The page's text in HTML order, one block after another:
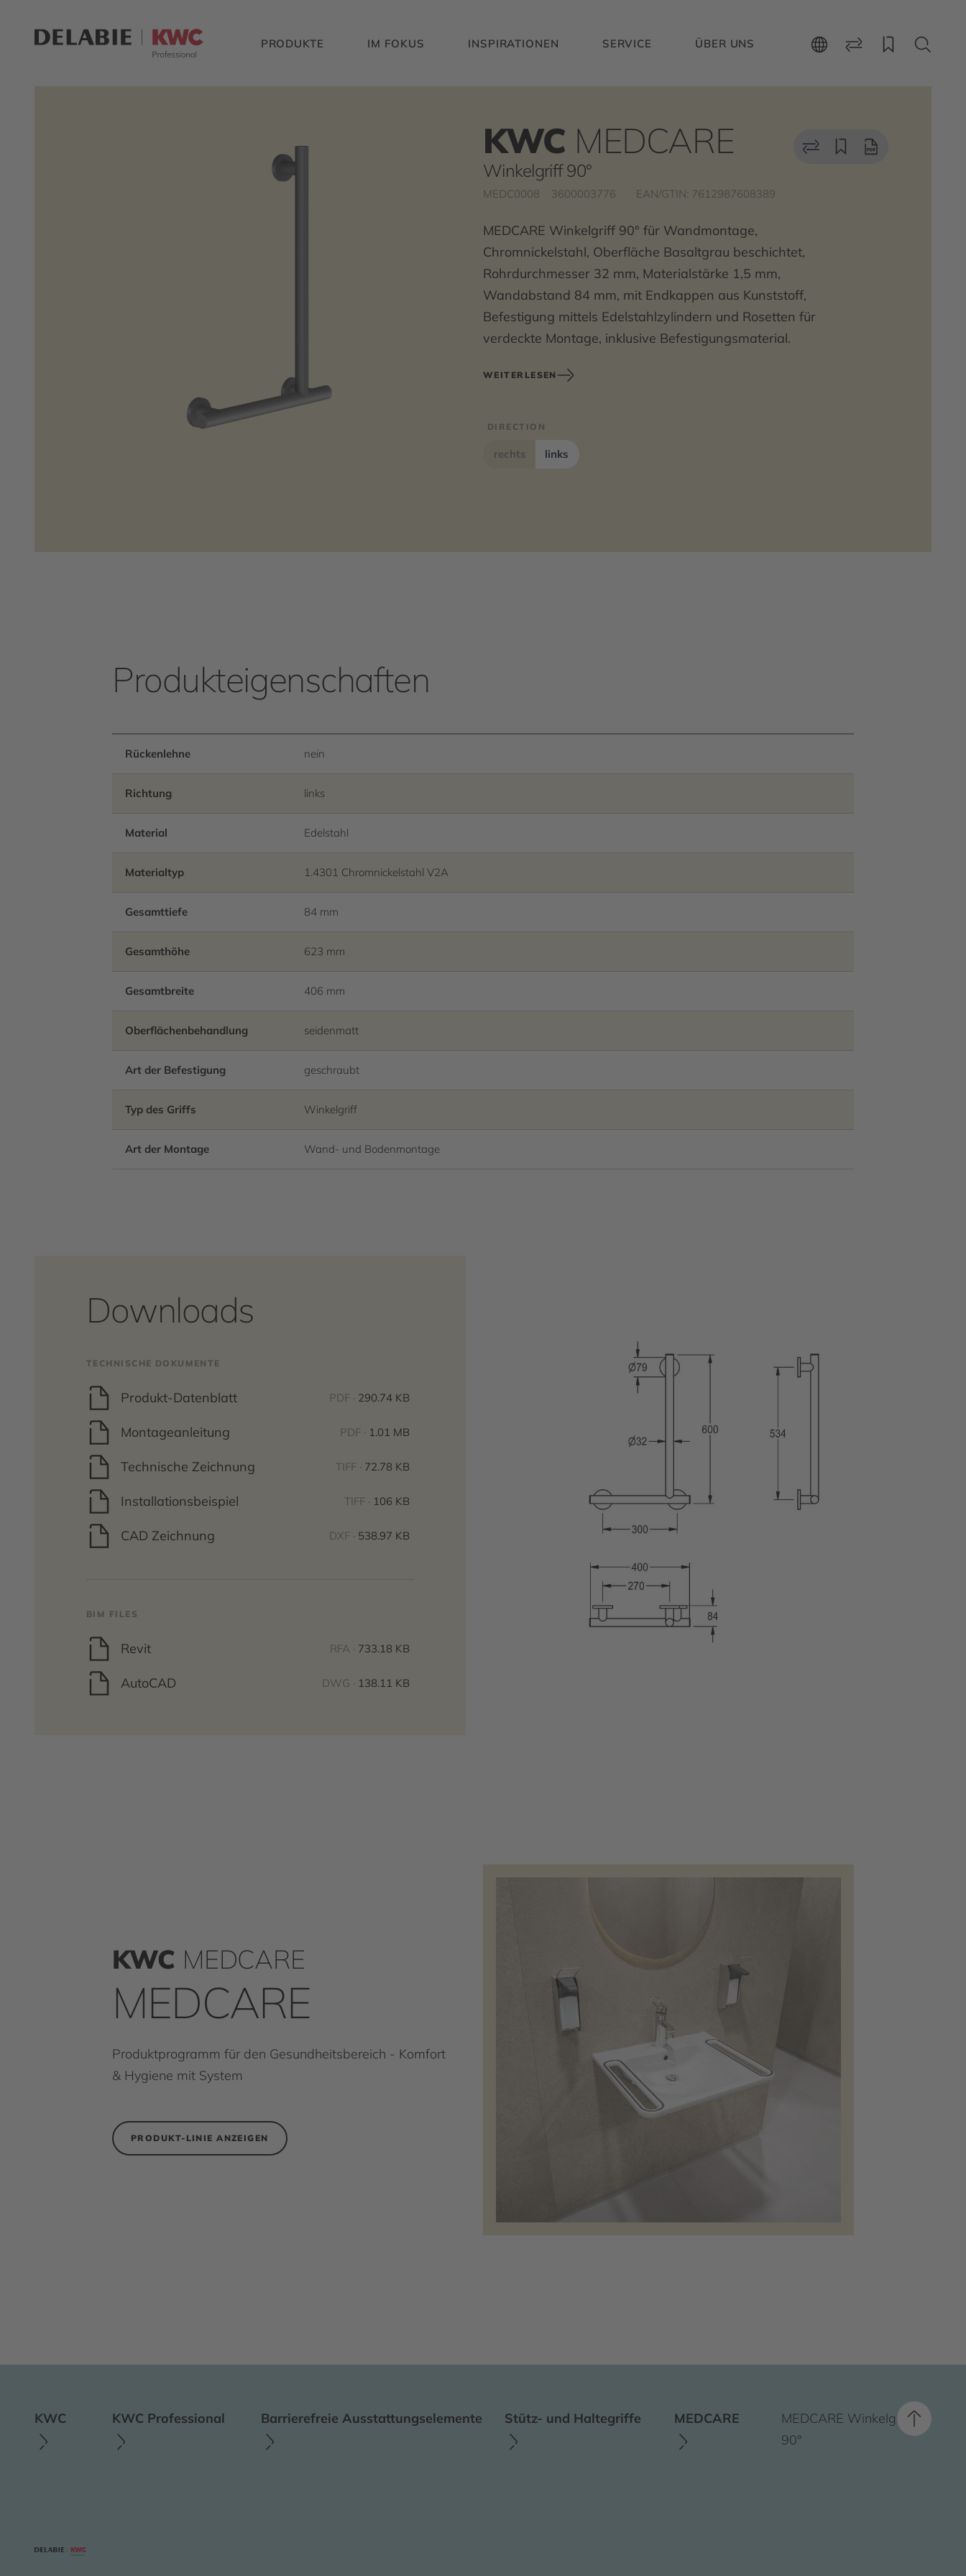
PRODUKTE IM FOKUS INSPIRATIONEN SERVICE ÜBER UNS
KWC MEDCARE
Winkelgriff 90°
MEDC0008 3600003776 EAN/GTIN: 7612987608389
MEDCARE Winkelgriff 90° für Wandmontage,
Chromnickelstahl, Oberfläche Basaltgrau beschichtet,
Rohrdurchmesser 32 mm, Materialstärke 1,5 mm,
Wandabstand 84 mm, mit Endkappen aus Kunststoff,
Befestigung mittels Edelstahlzylindern und Rosetten für
verdeckte Montage, inklusive Befestigungsmaterial.
Ausführung links
WEITERLESEN
DIRECTION
rechts links
Produkteigenschaften
Rückenlehne nein
Richtung links
Material Edelstahl
Materialtyp 1.4301 Chromnickelstahl V2A
Gesamttiefe 84 mm
Gesamthöhe 623 mm
Gesamtbreite 406 mm
Oberflächenbehandlung seidenmatt
Art der Befestigung geschraubt
Typ des Griffs Winkelgriff
Art der Montage Wand- und Bodenmontage
Downloads
TECHNISCHE DOKUMENTE
Produkt-Datenblatt PDF · 290.74 KB
Montageanleitung PDF · 1.01 MB
Technische Zeichnung TIFF · 72.78 KB
Installationsbeispiel TIFF · 106 KB
CAD Zeichnung DXF · 538.97 KB
BIM FILES
Revit RFA · 733.18 KB
AutoCAD DWG · 138.11 KB
KWC MEDCARE
MEDCARE
Produktprogramm für den Gesundheitsbereich - Komfort
& Hygiene mit System
PRODUKT-LINIE ANZEIGEN
KWC KWC Professional Barrierefreie Ausstattungselemente Stütz- und Haltegriffe MEDCARE
MEDCARE Winkelgriff
90°